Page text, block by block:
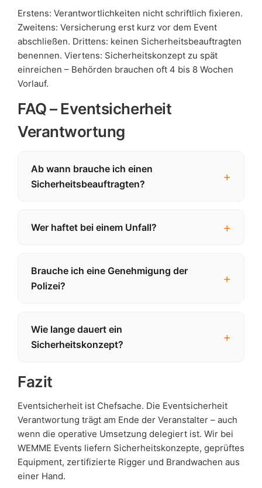
Erstens: Verantwortlichkeiten nicht schriftlich fixieren.
Zweitens: Versicherung erst kurz vor dem Event
abschließen. Drittens: keinen Sicherheitsbeauftragten
benennen. Viertens: Sicherheitskonzept zu spät
einreichen – Behörden brauchen oft 4 bis 8 Wochen
Vorlauf.
FAQ – Eventsicherheit
Verantwortung
Ab wann brauche ich einen
Sicherheitsbeauftragten?
Wer haftet bei einem Unfall?
Brauche ich eine Genehmigung der
Polizei?
Wie lange dauert ein
Sicherheitskonzept?
Fazit
Eventsicherheit ist Chefsache. Die Eventsicherheit
Verantwortung trägt am Ende der Veranstalter – auch
wenn die operative Umsetzung delegiert ist. Wir bei
WEMME Events liefern Sicherheitskonzepte, geprüftes
Equipment, zertifizierte Rigger und Brandwachen aus
einer Hand.